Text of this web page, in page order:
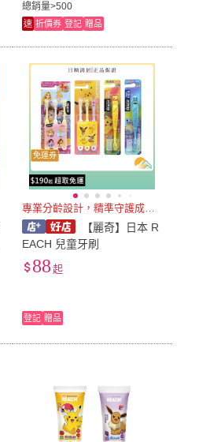
總銷量>500
速 折價券 登記 贈品
免運券
專業分齡設計，精準守護成長發育
【麗奇】日本 R
EACH 兒童牙刷
88 起
登記 贈品